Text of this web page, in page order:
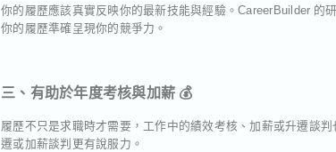
你的履歷應該真實反映你的最新技能與經驗。CareerBuilder 的
你的履歷準確呈現你的競爭力。
三、有助於年度考核與加薪 💰
履歷不只是求職時才需要，工作中的績效考核、加薪或升遷談
遷或加薪談判更有說服力。